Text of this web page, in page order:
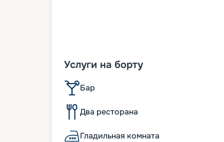
Услуги на борту
Бар
Два ресторана
Гладильная комната